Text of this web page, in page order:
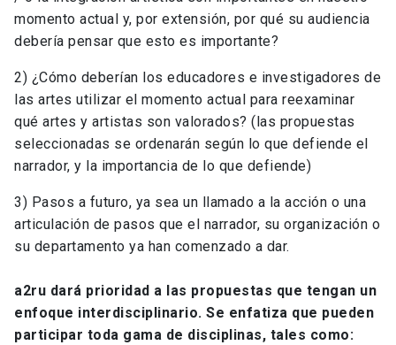
momento actual y, por extensión, por qué su audiencia
debería pensar que esto es importante?
2) ¿Cómo deberían los educadores e investigadores de
las artes utilizar el momento actual para reexaminar
qué artes y artistas son valorados? (las propuestas
seleccionadas se ordenarán según lo que defiende el
narrador, y la importancia de lo que defiende)
3) Pasos a futuro, ya sea un llamado a la acción o una
articulación de pasos que el narrador, su organización o
su departamento ya han comenzado a dar.
a2ru dará prioridad a las propuestas que tengan un
enfoque interdisciplinario. Se enfatiza que pueden
participar toda gama de disciplinas, tales como: